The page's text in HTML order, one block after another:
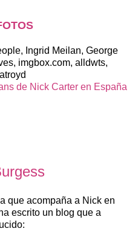
Ingrid Meilan, George
imgbox.com, alldwts,
de Nick Carter en España
que acompaña a Nick en
escrito un blog que a